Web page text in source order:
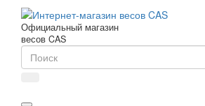
Официальный магазин
весов CAS